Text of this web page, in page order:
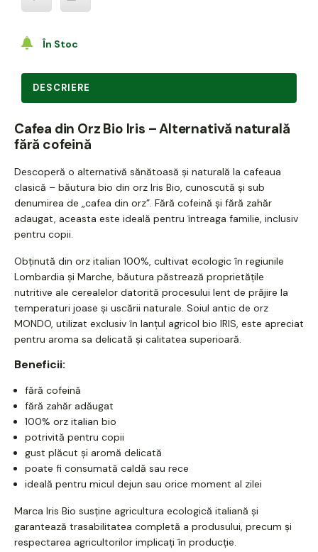
În Stoc
DESCRIERE
Cafea din Orz Bio Iris – Alternativă naturală
fără cofeină
Descoperă o alternativă sănătoasă și naturală la cafeaua
clasică – băutura bio din orz Iris Bio, cunoscută și sub
denumirea de „cafea din orz”. Fără cofeină și fără zahăr
adaugat, aceasta este ideală pentru întreaga familie, inclusiv
pentru copii.
Obținută din orz italian 100%, cultivat ecologic în regiunile
Lombardia și Marche, băutura păstrează proprietățile
nutritive ale cerealelor datorită procesului lent de prăjire la
temperaturi joase și uscării naturale. Soiul antic de orz
MONDO, utilizat exclusiv în lanțul agricol bio IRIS, este apreciat
pentru aroma sa delicată și calitatea superioară.
Beneficii:
fără cofeină
fără zahăr adăugat
100% orz italian bio
potrivită pentru copii
gust plăcut și aromă delicată
poate fi consumată caldă sau rece
ideală pentru micul dejun sau orice moment al zilei
Marca Iris Bio susține agricultura ecologică italiană și
garantează trasabilitatea completă a produsului, precum și
respectarea agricultorilor implicați în producție.